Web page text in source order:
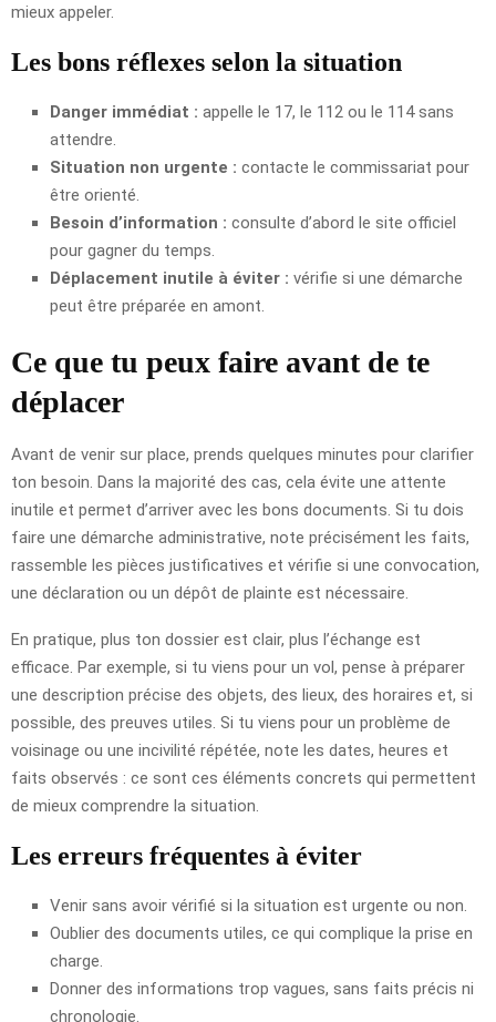
mieux appeler.
Les bons réflexes selon la situation
Danger immédiat : appelle le 17, le 112 ou le 114 sans
attendre.
Situation non urgente : contacte le commissariat pour
être orienté.
Besoin d’information : consulte d’abord le site officiel
pour gagner du temps.
Déplacement inutile à éviter : vérifie si une démarche
peut être préparée en amont.
Ce que tu peux faire avant de te
déplacer
Avant de venir sur place, prends quelques minutes pour clarifier
ton besoin. Dans la majorité des cas, cela évite une attente
inutile et permet d’arriver avec les bons documents. Si tu dois
faire une démarche administrative, note précisément les faits,
rassemble les pièces justificatives et vérifie si une convocation,
une déclaration ou un dépôt de plainte est nécessaire.
En pratique, plus ton dossier est clair, plus l’échange est
efficace. Par exemple, si tu viens pour un vol, pense à préparer
une description précise des objets, des lieux, des horaires et, si
possible, des preuves utiles. Si tu viens pour un problème de
voisinage ou une incivilité répétée, note les dates, heures et
faits observés : ce sont ces éléments concrets qui permettent
de mieux comprendre la situation.
Les erreurs fréquentes à éviter
Venir sans avoir vérifié si la situation est urgente ou non.
Oublier des documents utiles, ce qui complique la prise en
charge.
Donner des informations trop vagues, sans faits précis ni
chronologie.